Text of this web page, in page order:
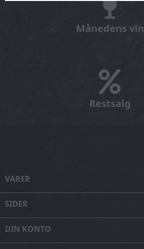
Månedens vin
Restsalg
VARER
SIDER
DIN KONTO